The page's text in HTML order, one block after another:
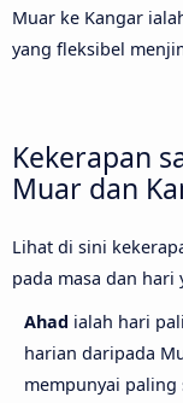
Muar ke Kangar
yang fleksibel
Kekerapan
Muar dan
Lihat di sini
pada masa dan hari
Ahad ialah hari
harian daripada
mempunyai paling